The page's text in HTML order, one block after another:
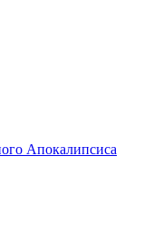
Апокалипсиса